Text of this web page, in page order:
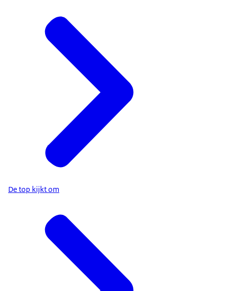
De top kijkt om